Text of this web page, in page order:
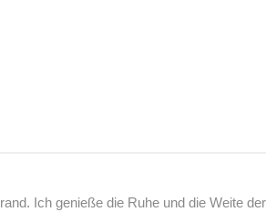
Ich genieße die Ruhe und die Weite